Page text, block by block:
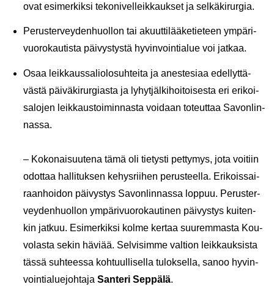
ovat esi­mer­kik­si te­ko­ni­vel­leik­kauk­set ja sel­kä­ki­rur­gia.
Pe­rus­ter­vey­den­huol­lon tai akuut­ti­lää­ke­tie­teen ym­pä­ri­
vuo­ro­kau­tis­ta päi­vys­tys­tä hy­vin­voin­tia­lue voi jat­kaa.
Osaa leik­kaus­sa­lio­lo­suh­tei­ta ja anes­te­si­aa edel­lyt­tä­
väs­tä päi­vä­ki­rur­gias­ta ja ly­hyt­jäl­ki­hoi­toi­ses­ta eri eri­koi­
sa­lo­jen leik­kaus­toi­min­nas­ta voi­daan to­teut­taa Sa­von­lin­
nas­sa.
– Ko­ko­nai­suu­te­na tämä oli tie­tys­ti pet­ty­mys, jota voi­tiin
odot­taa hal­li­tuk­sen ke­hys­rii­hen pe­rus­teel­la. Eri­kois­sai­
raan­hoi­don päi­vys­tys Sa­von­lin­nas­sa lop­puu. Pe­rus­ter­
vey­den­huol­lon ym­pä­ri­vuo­ro­kau­ti­nen päi­vys­tys kui­ten­
kin jat­kuu. Esi­mer­kik­si kolme ker­taa suu­rem­mas­ta Kou­
vo­las­ta sekin hä­vi­ää. Sel­vi­sim­me val­tion leik­kauk­sis­ta
tässä suh­tees­sa koh­tuul­li­sel­la tu­lok­sel­la, sanoo hy­vin­
voin­tia­lue­joh­ta­ja San­te­ri Sep­pä­lä.